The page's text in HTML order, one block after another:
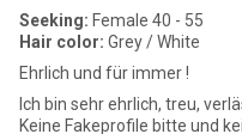
Seeking: Female 40 - 55
Hair color: Grey / White
Ehrlich und für immer !
Ich bin sehr ehrlich, treu,
Keine Fakeprofile bitte und